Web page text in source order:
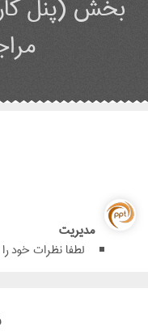
بخش (پنل
مدیریت
لطفا نظرات خود را